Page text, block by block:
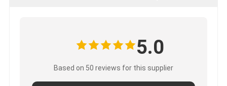
5.0
Based on 50 reviews for this supplier